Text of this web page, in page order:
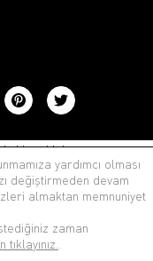
saklıdır.
yardımcı olması
değiştirmeden devam
almaktan memnuniyet
zaman